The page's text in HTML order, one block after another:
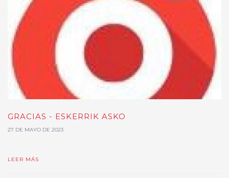
GRACIAS - ESKERRIK ASKO
27 DE MAYO DE 2023
LEER MÁS